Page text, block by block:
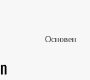
Основен